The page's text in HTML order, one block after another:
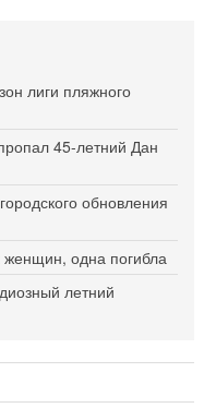
лиги пляжного
45-летний Дан
обновления
женщин, одна погибла
летний